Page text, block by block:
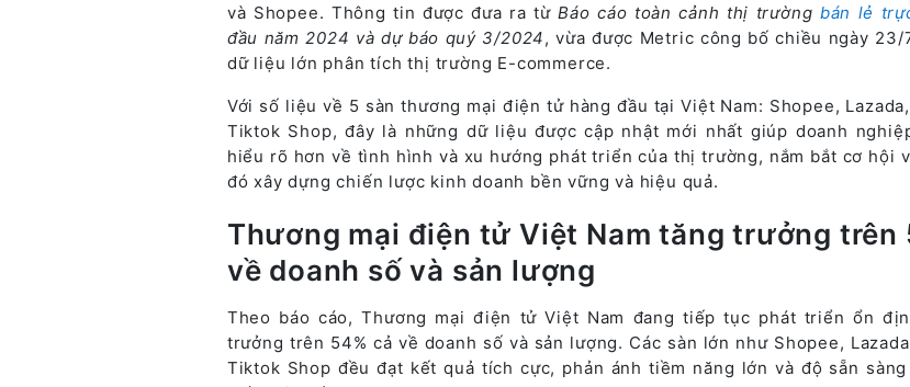
và Shopee. Thông tin được đưa ra từBáo cáo toàn cảnh thị trường bán lẻ
đầu năm 2024 và dự báo quý 3/2024, vừa được Metric công bố chiều ngày
dữ liệu lớn phân tích thị trường E-commerce.
Với số liệu về 5 sàn thương mại điện tử hàng đầu tại Việt Nam: Shopee,
Tiktok Shop, đây là những dữ liệu được cập nhật mới nhất giúp doanh
hiểu rõ hơn về tình hình và xu hướng phát triển của thị trường, nắm bắt cơ hội
đó xây dựng chiến lược kinh doanh bền vững và hiệu quả.
Thương mại điện tử Việt Nam tăng trưởng trên
về doanh số và sản lượng
Theo báo cáo, Thương mại điện tử Việt Nam đang tiếp tục phát triển ổn
trưởng trên 54% cả về doanh số và sản lượng. Các sàn lớn như Shopee,
Tiktok Shop đều đạt kết quả tích cực, phản ánh tiềm năng lớn và độ sẵn